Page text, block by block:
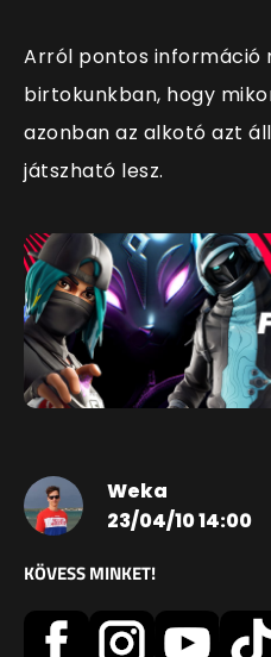
Arról pontos információ
birtokunkban, hogy
azonban az alkotó azt
játszható lesz.
Weka
23/04/10 14:00
KÖVESS MINKET!